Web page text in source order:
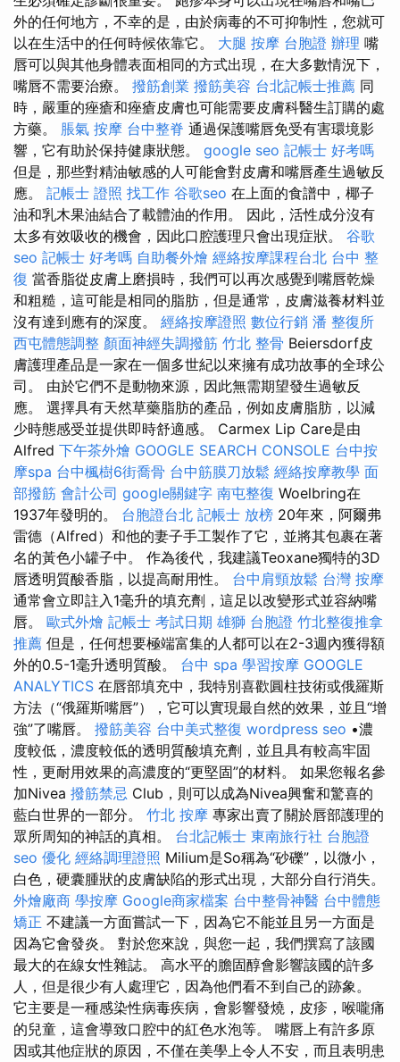
外的任何地方，不幸的是，由於病毒的不可抑制性，您就可
以在生活中的任何時候依靠它。 大腿 按摩 台胞證 辦理 嘴
唇可以與其他身體表面相同的方式出現，在大多數情況下，
嘴唇不需要治療。 撥筋創業 撥筋美容 台北記帳士推薦 同
時，嚴重的痤瘡和痤瘡皮膚也可能需要皮膚科醫生訂購的處
方藥。 脹氣 按摩 台中整脊 通過保護嘴唇免受有害環境影
響，它有助於保持健康狀態。 google seo 記帳士 好考嗎
但是，那些對精油敏感的人可能會對皮膚和嘴唇產生過敏反
應。 記帳士 證照 找工作 谷歌seo 在上面的食譜中，椰子
油和乳木果油結合了載體油的作用。 因此，活性成分沒有
太多有效吸收的機會，因此口腔護理只會出現症狀。 谷歌
seo 記帳士 好考嗎 自助餐外燴 經絡按摩課程台北 台中 整
復 當香脂從皮膚上磨損時，我們可以再次感覺到嘴唇乾燥
和粗糙，這可能是相同的脂肪，但是通常，皮膚滋養材料並
沒有達到應有的深度。 經絡按摩證照 數位行銷 潘 整復所
西屯體態調整 顏面神經失調撥筋 竹北 整骨 Beiersdorf皮
膚護理產品是一家在一個多世紀以來擁有成功故事的全球公
司。 由於它們不是動物來源，因此無需期望發生過敏反
應。 選擇具有天然草藥脂肪的產品，例如皮膚脂肪，以減
少時態感受並提供即時舒適感。 Carmex Lip Care是由
Alfred 下午茶外燴 GOOGLE SEARCH CONSOLE 台中按
摩spa 台中楓樹6街喬骨 台中筋膜刀放鬆 經絡按摩教學 面
部撥筋 會計公司 google關鍵字 南屯整復 Woelbring在
1937年發明的。 台胞證台北 記帳士 放榜 20年來，阿爾弗
雷德（Alfred）和他的妻子手工製作了它，並將其包裹在著
名的黃色小罐子中。 作為後代，我建議Teoxane獨特的3D
唇透明質酸香脂，以提高耐用性。 台中肩頸放鬆 台灣 按摩
通常會立即註入1毫升的填充劑，這足以改變形式並容納嘴
唇。 歐式外燴 記帳士 考試日期 雄獅 台胞證 竹北整復推拿
推薦 但是，任何想要極端富集的人都可以在2-3週內獲得額
外的0.5-1毫升透明質酸。 台中 spa 學習按摩 GOOGLE
ANALYTICS 在唇部填充中，我特別喜歡圓柱技術或俄羅斯
方法（“俄羅斯嘴唇”），它可以實現最自然的效果，並且“增
強”了嘴唇。 撥筋美容 台中美式整復 wordpress seo •濃
度較低，濃度較低的透明質酸填充劑，並且具有較高牢固
性，更耐用效果的高濃度的“更堅固”的材料。 如果您報名參
加Nivea 撥筋禁忌 Club，則可以成為Nivea興奮和驚喜的
藍白世界的一部分。 竹北 按摩 專家出賣了關於唇部護理的
眾所周知的神話的真相。 台北記帳士 東南旅行社 台胞證
seo 優化 經絡調理證照 Milium是So稱為“砂礫”，以微小，
白色，硬囊腫狀的皮膚缺陷的形式出現，大部分自行消失。
外燴廠商 學按摩 Google商家檔案 台中整骨神醫 台中體態
矯正 不建議一方面嘗試一下，因為它不能並且另一方面是
因為它會發炎。 對於您來說，與您一起，我們撰寫了該國
最大的在線女性雜誌。 高水平的膽固醇會影響該國的許多
人，但是很少有人處理它，因為他們看不到自己的跡象。
它主要是一種感染性病毒疾病，會影響發燒，皮疹，喉嚨痛
的兒童，這會導致口腔中的紅色水泡等。 嘴唇上有許多原
因或其他症狀的原因，不僅在美學上令人不安，而且表明患